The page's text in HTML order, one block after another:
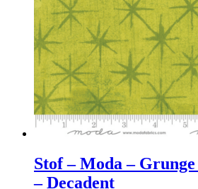
Stof – Moda – Grunge
– Decadent